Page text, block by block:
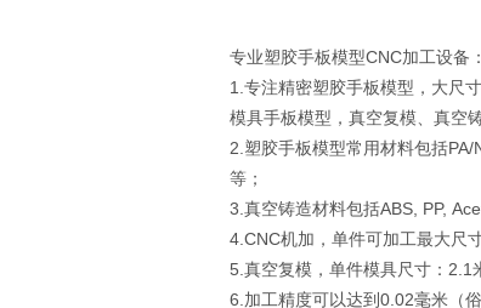
专业塑胶手板模型CNC加工设备：
1.专注精密塑胶手板模型，大尺
模具手板模型，真空复模、真空
2.塑胶手板模型常用材料包括
等；
3.真空铸造材料包括ABS, PP,
4.CNC机加，单件可加工最大尺
5.真空复模，单件模具尺寸：2.1
6.加工精度可以达到0.02毫米（俗